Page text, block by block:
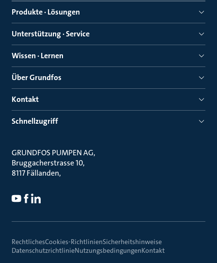
Produkte · Lösungen
Unterstützung · Service
Wissen · Lernen
Über Grundfos
Kontakt
Schnellzugriff
GRUNDFOS PUMPEN AG
Bruggacherstrasse 10
8117 Fällanden
RechtlichesCookies-RichtlinienSicherheitshinweise
DatenschutzrichtlinieNutzungsbedingungenKontakt